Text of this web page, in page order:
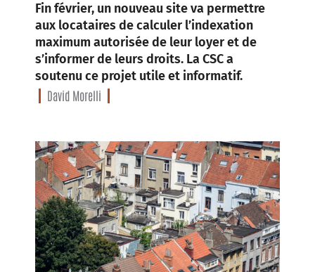
Fin février, un nouveau site va permettre
aux locataires de calculer l’indexation
maximum autorisée de leur loyer et de
s’informer de leurs droits. La CSC a
soutenu ce projet utile et informatif.
David Morelli